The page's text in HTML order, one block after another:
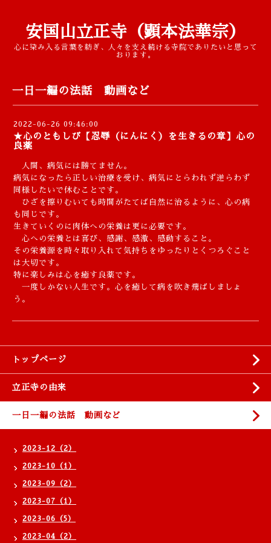
安国山立正寺（顕本法華宗）
心に染み入る言葉を紡ぎ、人々を支え続ける寺院でありたいと思って
おります。
一日一編の法話 動画など
2022-06-26 09:46:00
★心のともしび【忍辱（にんにく）を生きるの章】心の
良薬
人間、病気には勝てません。
病気になったら正しい治療を受け、病気にとらわれず逆らわず
同様したいで休むことです。
ひざを擦りむいても時間がたてば自然に治るように、心の病
も同じです。
生きていくのに肉体への栄養は更に必要です。
心への栄養とは喜び、感謝、感激、感動すること。
その栄養源を時々取り入れて気持ちをゆったりとくつろぐこと
は大切です。
特に楽しみは心を癒す良薬です。
一度しかない人生です。心を癒して病を吹き飛ばしましょ
う。
トップページ
立正寺の由来
一日一編の法話 動画など
2023-12（2）
2023-10（1）
2023-09（2）
2023-07（1）
2023-06（5）
2023-04（2）